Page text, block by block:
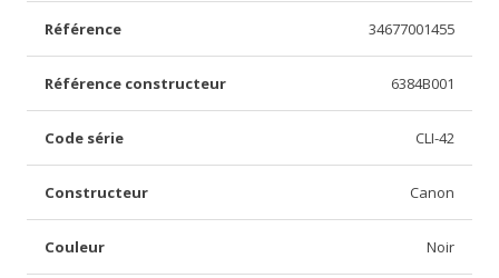
Référence 34677001455
Référence constructeur 6384B001
Code série CLI-42
Constructeur Canon
Couleur Noir